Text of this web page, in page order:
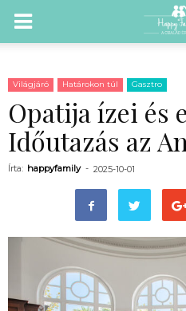
Világjáró Határokon túl Gasztro
Opatija ízei és
Időutazás az
Írta: happyfamily - 2025-10-01